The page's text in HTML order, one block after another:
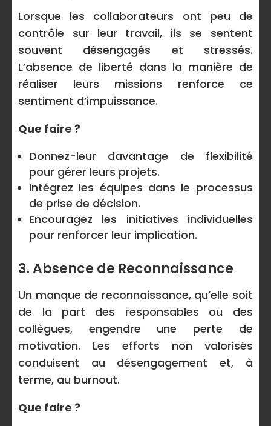
Lorsque les collaborateurs ont peu de
contrôle sur leur travail, ils se sentent
souvent désengagés et stressés.
L’absence de liberté dans la manière de
réaliser leurs missions renforce ce
sentiment d’impuissance.
Que faire ?
Donnez-leur davantage de flexibilité
pour gérer leurs projets.
Intégrez les équipes dans le processus
de prise de décision.
Encouragez les initiatives individuelles
pour renforcer leur implication.
3. Absence de Reconnaissance
Un manque de reconnaissance, qu’elle soit
de la part des responsables ou des
collègues, engendre une perte de
motivation. Les efforts non valorisés
conduisent au désengagement et, à
terme, au burnout.
Que faire ?